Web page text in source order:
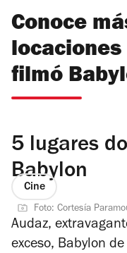
Conoce
locaciones
filmó
5 lugares
Babylon
Cine
Foto: Cortesía
Audaz,
exceso, Babylon de